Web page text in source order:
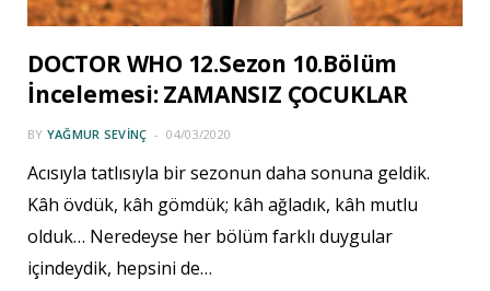
DOCTOR WHO 12.Sezon 10.Bölüm
İncelemesi: ZAMANSIZ ÇOCUKLAR
BY YAĞMUR SEVINÇ 04/03/2020
Acısıyla tatlısıyla bir sezonun daha sonuna geldik.
Kâh övdük, kâh gömdük; kâh ağladık, kâh mutlu
olduk… Neredeyse her bölüm farklı duygular
içindeydik, hepsini de…